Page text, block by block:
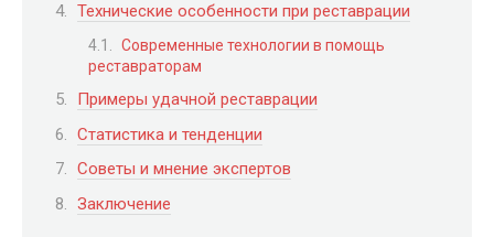
Технические особенности при реставрации
Современные технологии в помощь
реставраторам
Примеры удачной реставрации
Статистика и тенденции
Советы и мнение экспертов
Заключение